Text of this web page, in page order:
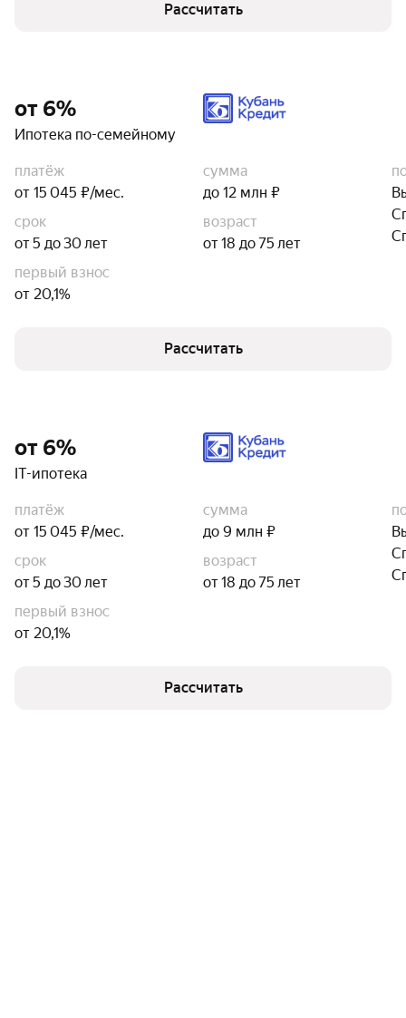
Рассчитать
от 6%
Ипотека по-семейному
платёж
от 15 045 ₽/мес.
сумма
до 12 млн ₽
срок
от 5 до 30 лет
возраст
от 18 до 75 лет
первый взнос
от 20,1%
Рассчитать
от 6%
IT-ипотека
платёж
от 15 045 ₽/мес.
сумма
до 9 млн ₽
срок
от 5 до 30 лет
возраст
от 18 до 75 лет
первый взнос
от 20,1%
Рассчитать